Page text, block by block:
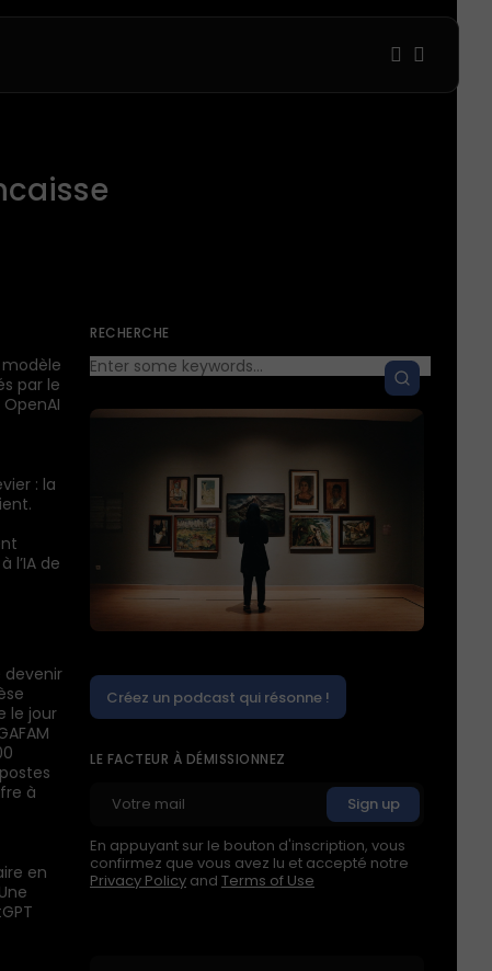
RECHERCHE
Créez un podcast qui résonne !
LE FACTEUR À DÉMISSIONNEZ
En appuyant sur le bouton d'inscription, vous
confirmez que vous avez lu et accepté notre
Privacy Policy and Terms of Use
par le
: la
l’IA de
devenir
le jour
à
en